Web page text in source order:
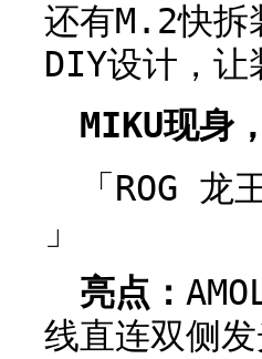
还有M.2快拆
DIY设计，让
MIKU现身
「ROG
」
亮点：
线直连双侧